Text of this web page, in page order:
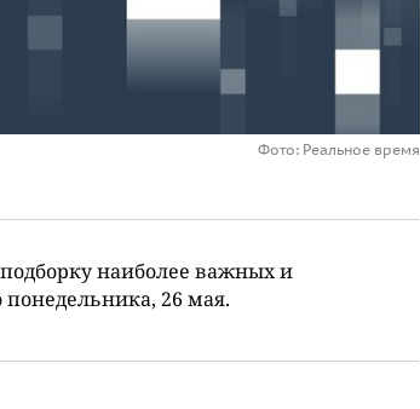
Фото: Реальное время
наиболее важных и
26 мая.